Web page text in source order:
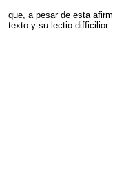
que, a pesar de esta
texto y su lectio difficilior.